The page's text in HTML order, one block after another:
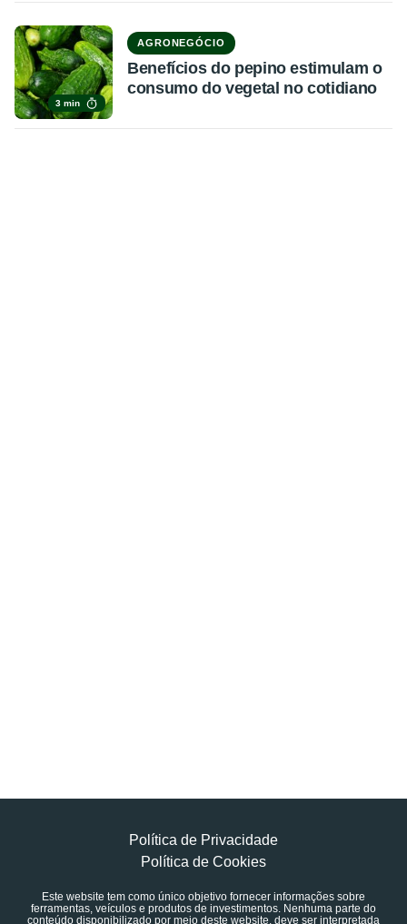
3 min
AGRONEGÓCIO
Benefícios do pepino estimulam o
consumo do vegetal no cotidiano
Política de Privacidade
Política de Cookies
Este website tem como único objetivo fornecer informações sobre
ferramentas, veículos e produtos de investimentos. Nenhuma parte do
conteúdo disponibilizado por meio deste website, deve ser interpretada